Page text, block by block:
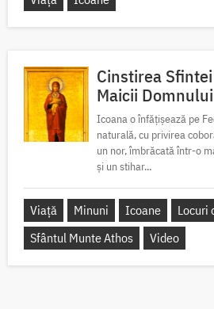
Cinstirea
Maicii
Icoana o înfățișează pe
naturală, cu privirea
un nor, îmbrăcată într-o
și un stihar...
Viață Minuni Icoane
Locuri
Sfântul Munte Athos
Video